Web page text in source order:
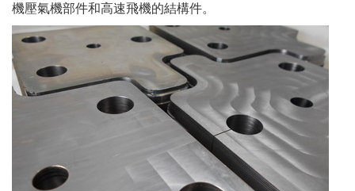
機壓氣機部件和高速飛機的結構件。